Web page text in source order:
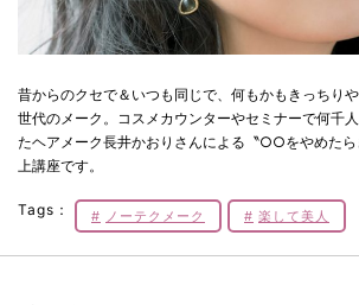
昔からのクセで＆いつも同じで、何もかもきっちり
世代のメーク。コスメカウンターやセミナーで何千
たヘアメーク長井かおりさんによる〝○○をやめた
上講座です。
Tags： ノーテクメーク 楽して美人